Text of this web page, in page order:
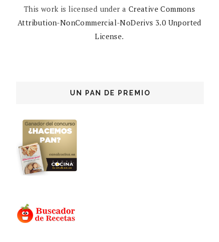
This work is licensed under a Creative Commons
Attribution-NonCommercial-NoDerivs 3.0 Unported
License.
UN PAN DE PREMIO